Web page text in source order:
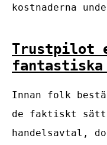
kostnaderna
Trustpilot
Innan folk
de faktiskt
handelsavtal,